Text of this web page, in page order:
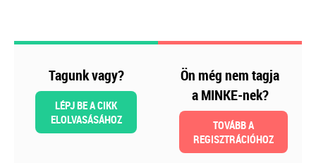
Szakmai sarok
Tagunk vagy?
LÉPJ BE A CIKK
ELOLVASÁSÁHOZ
Ön még nem tagja
a MINKE-nek?
TOVÁBB A
REGISZTRÁCIÓHOZ